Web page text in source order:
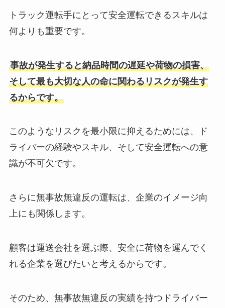
トラック運転手にとって安全運転できるスキルは
何よりも重要です。
事故が発生すると納品時間の遅延や荷物の損害、
そして最も大切な人の命に関わるリスクが発生す
るからです。
このようなリスクを最小限に抑えるためには、ド
ライバーの経験やスキル、そして安全運転への意
識が不可欠です。
さらに無事故無違反の運転は、企業のイメージ向
上にも関係します。
顧客は運送会社を選ぶ際、安全に荷物を運んでく
れる企業を選びたいと考えるからです。
そのため、無事故無違反の実績を持つドライバー